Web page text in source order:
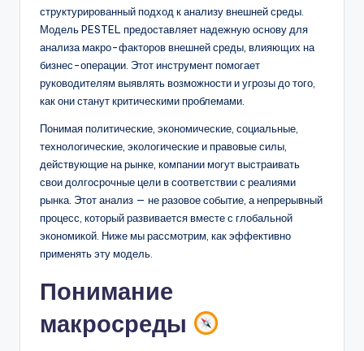
&
D
it
si
структурированный подход к анализу внешней среды.
Модель PESTEL предоставляет надежную основу для
анализа макро-факторов внешней среды, влияющих на
бизнес-операции. Этот инструмент помогает
руководителям выявлять возможности и угрозы до того,
как они станут критическими проблемами.
Понимая политические, экономические, социальные,
технологические, экологические и правовые силы,
действующие на рынке, компании могут выстраивать
свои долгосрочные цели в соответствии с реалиями
рынка. Этот анализ — не разовое событие, а непрерывный
процесс, который развивается вместе с глобальной
экономикой. Ниже мы рассмотрим, как эффективно
применять эту модель.
Понимание
макросреды